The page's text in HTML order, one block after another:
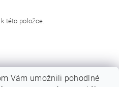
této položce.
Vám umožnili pohodlné